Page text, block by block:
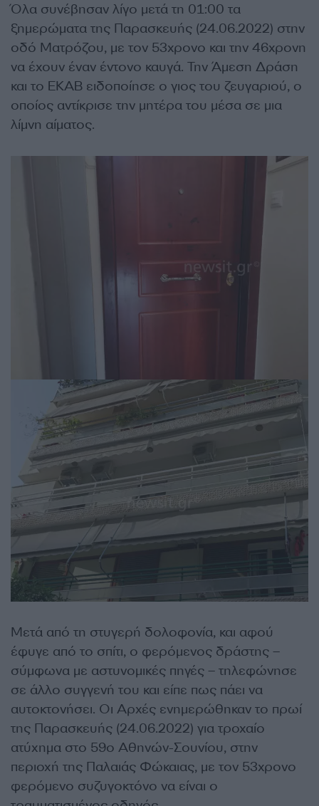
Όλα συνέβησαν λίγο μετά τη 01:00 τα
ξημερώματα της Παρασκευής (24.06.2022) στην
οδό Ματρόζου, με τον 53χρονο και την 46χρονη
να έχουν έναν έντονο καυγά. Την Άμεση Δράση
και το ΕΚΑΒ ειδοποίησε ο γιος του ζευγαριού, ο
οποίος αντίκρισε την μητέρα του μέσα σε μια
λίμνη αίματος.
Μετά από τη στυγερή δολοφονία, και αφού
έφυγε από το σπίτι, ο φερόμενος δράστης –
σύμφωνα με αστυνομικές πηγές – τηλεφώνησε
σε άλλο συγγενή του και είπε πως πάει να
αυτοκτονήσει. Οι Αρχές ενημερώθηκαν το πρωί
της Παρασκευής (24.06.2022) για τροχαίο
ατύχημα στο 59ο Αθηνών-Σουνίου, στην
περιοχή της Παλαιάς Φώκαιας, με τον 53χρονο
φερόμενο συζυγοκτόνο να είναι ο